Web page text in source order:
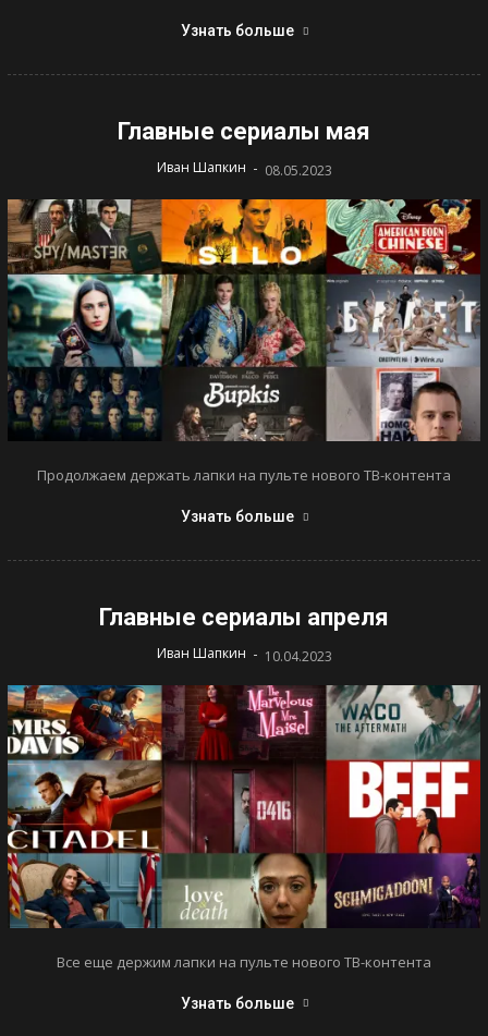
Узнать больше
Главные сериалы мая
Иван Шапкин - 08.05.2023
Продолжаем держать лапки на пульте нового ТВ-контента
Узнать больше
Главные сериалы апреля
Иван Шапкин - 10.04.2023
Все еще держим лапки на пульте нового ТВ-контента
Узнать больше